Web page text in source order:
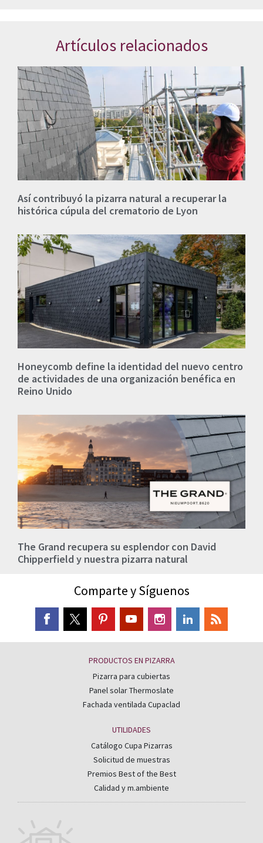
Artículos relacionados
Así contribuyó la pizarra natural a recuperar la
histórica cúpula del crematorio de Lyon
Honeycomb define la identidad del nuevo centro
de actividades de una organización benéfica en
Reino Unido
The Grand recupera su esplendor con David
Chipperfield y nuestra pizarra natural
Comparte y Síguenos
PRODUCTOS EN PIZARRA
Pizarra para cubiertas
Panel solar Thermoslate
Fachada ventilada Cupaclad
UTILIDADES
Catálogo Cupa Pizarras
Solicitud de muestras
Premios Best of the Best
Calidad y m.ambiente